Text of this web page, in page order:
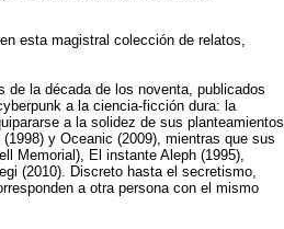
esta magistral colección de relatos,
de la década de los noventa, publicados
a la ciencia-ficción dura: la
a la solidez de sus planteamientos
y Oceanic (2009), mientras que sus
Memorial), El instante Aleph (1995),
(2010). Discreto hasta el secretismo,
a otra persona con el mismo